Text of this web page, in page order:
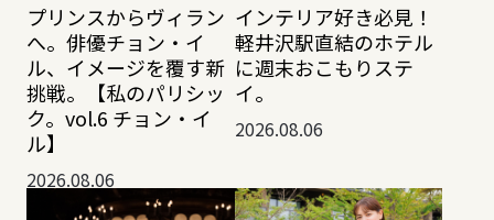
プリンスからヴィラン
へ。俳優チョン・イ
ル、イメージを覆す新
挑戦。【私のパリシッ
ク。vol.6 チョン・イ
ル】
2026.08.06
インテリア好き必見！
軽井沢駅直結のホテル
に週末おこもりステ
イ。
2026.08.06